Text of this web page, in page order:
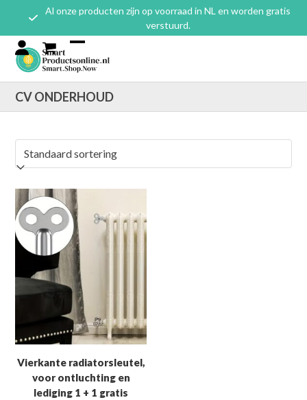
content
Al onze producten zijn op voorraad in NL en worden gratis
verstuurd.
Open mobile menu
Close mobile menu
CV ONDERHOUD
Vierkante radiatorsleutel,
voor ontluchting en
lediging 1 + 1 gratis